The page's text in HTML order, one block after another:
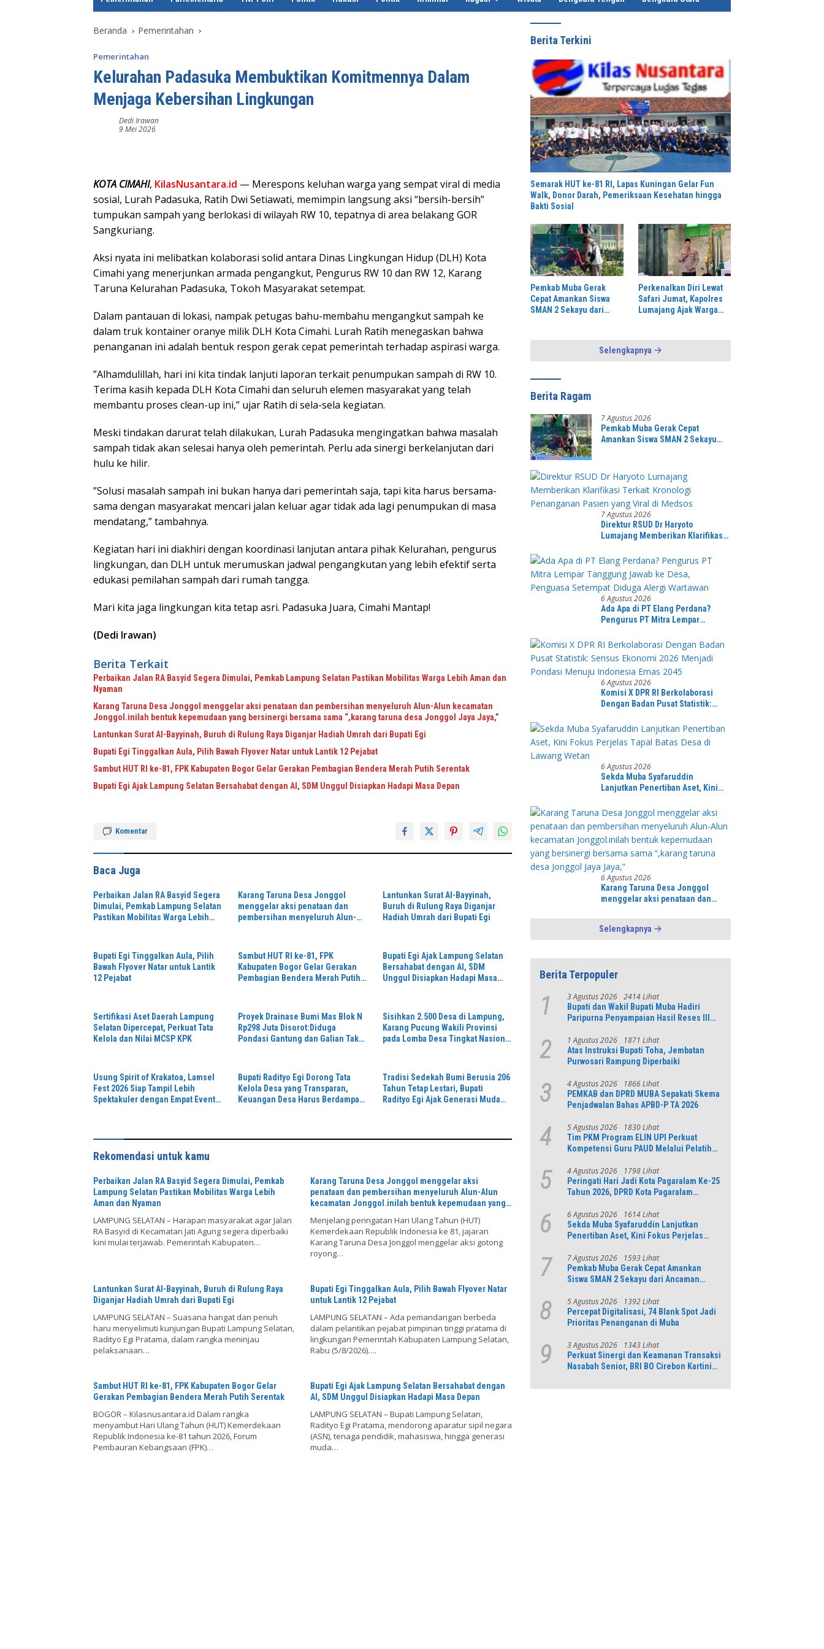
e
Beranda Pemerintahan
Pemerintahan
Kelurahan Padasuka Membuktikan Komitmennya Dalam
Menjaga Kebersihan Lingkungan
Dedi Irawan
9 Mei 2026
KOTA CIMAHI, KilasNusantara.id — Merespons keluhan warga yang sempat viral di media
sosial, Lurah Padasuka, Ratih Dwi Setiawati, memimpin langsung aksi “bersih-bersih”
tumpukan sampah yang berlokasi di wilayah RW 10, tepatnya di area belakang GOR
Sangkuriang.
Aksi nyata ini melibatkan kolaborasi solid antara ​Dinas Lingkungan Hidup (DLH) Kota
Cimahi yang menerjunkan armada pengangkut, ​Pengurus RW 10 dan RW 12, ​Karang
Taruna Kelurahan Padasuka, ​Tokoh Masyarakat setempat.
​Dalam pantauan di lokasi, nampak petugas bahu-membahu mengangkut sampah ke
dalam truk kontainer oranye milik DLH Kota Cimahi. Lurah Ratih menegaskan bahwa
penanganan ini adalah bentuk respon gerak cepat pemerintah terhadap aspirasi warga.
​”Alhamdulillah, hari ini kita tindak lanjuti laporan terkait penumpukan sampah di RW 10.
Terima kasih kepada DLH Kota Cimahi dan seluruh elemen masyarakat yang telah
membantu proses clean-up ini,” ujar Ratih di sela-sela kegiatan.
​Meski tindakan darurat telah dilakukan, Lurah Padasuka mengingatkan bahwa masalah
sampah tidak akan selesai hanya oleh pemerintah. Perlu ada sinergi berkelanjutan dari
hulu ke hilir.
​”Solusi masalah sampah ini bukan hanya dari pemerintah saja, tapi kita harus bersama-
sama dengan masyarakat mencari jalan keluar agar tidak ada lagi penumpukan di masa
mendatang,” tambahnya.
​Kegiatan hari ini diakhiri dengan koordinasi lanjutan antara pihak Kelurahan, pengurus
lingkungan, dan DLH untuk merumuskan jadwal pengangkutan yang lebih efektif serta
edukasi pemilahan sampah dari rumah tangga.
​Mari kita jaga lingkungan kita tetap asri. Padasuka Juara, Cimahi Mantap!
(Dedi Irawan)
Berita Terkait
Perbaikan Jalan RA Basyid Segera Dimulai, Pemkab Lampung Selatan Pastikan Mobilitas Warga Lebih Aman dan
Nyaman
Karang Taruna Desa Jonggol menggelar aksi penataan dan pembersihan menyeluruh Alun-Alun kecamatan
Jonggol.inilah bentuk kepemudaan yang bersinergi bersama sama “,karang taruna desa Jonggol Jaya Jaya,”
Lantunkan Surat Al-Bayyinah, Buruh di Rulung Raya Diganjar Hadiah Umrah dari Bupati Egi
Bupati Egi Tinggalkan Aula, Pilih Bawah Flyover Natar untuk Lantik 12 Pejabat
Sambut HUT RI ke-81, FPK Kabupaten Bogor Gelar Gerakan Pembagian Bendera Merah Putih Serentak
Bupati Egi Ajak Lampung Selatan Bersahabat dengan AI, SDM Unggul Disiapkan Hadapi Masa Depan
Komentar
Baca Juga
Perbaikan Jalan RA Basyid Segera
Dimulai, Pemkab Lampung Selatan
Pastikan Mobilitas Warga Lebih
Karang Taruna Desa Jonggol
menggelar aksi penataan dan
pembersihan menyeluruh Alun-
bersinergi bersama sama “,karang
taruna desa Jonggol Jaya Jaya,”
Lantunkan Surat Al-Bayyinah,
Buruh di Rulung Raya Diganjar
Hadiah Umrah dari Bupati Egi
Bupati Egi Tinggalkan Aula, Pilih
Bawah Flyover Natar untuk Lantik
12 Pejabat
Sambut HUT RI ke-81, FPK
Kabupaten Bogor Gelar Gerakan
Pembagian Bendera Merah Putih
Bupati Egi Ajak Lampung Selatan
Bersahabat dengan AI, SDM
Unggul Disiapkan Hadapi Masa
Sertifikasi Aset Daerah Lampung
Selatan Dipercepat, Perkuat Tata
Kelola dan Nilai MCSP KPK
Proyek Drainase Bumi Mas Blok N
Rp298 Juta Disorot:Diduga
Pondasi Gantung dan Galian Tak
Sisihkan 2.500 Desa di Lampung,
Karang Pucung Wakili Provinsi
pada Lomba Desa Tingkat Nasional
Usung Spirit of Krakatoa, Lamsel
Fest 2026 Siap Tampil Lebih
Spektakuler dengan Empat Event
Bupati Radityo Egi Dorong Tata
Kelola Desa yang Transparan,
Keuangan Desa Harus Berdampak
Tradisi Sedekah Bumi Berusia 206
Tahun Tetap Lestari, Bupati
Radityo Egi Ajak Generasi Muda
Rekomendasi untuk kamu
Perbaikan Jalan RA Basyid Segera Dimulai, Pemkab
Lampung Selatan Pastikan Mobilitas Warga Lebih
Aman dan Nyaman
LAMPUNG SELATAN – Harapan masyarakat agar Jalan
RA Basyid di Kecamatan Jati Agung segera diperbaiki
kini mulai terjawab. Pemerintah Kabupaten…
Karang Taruna Desa Jonggol menggelar aksi
penataan dan pembersihan menyeluruh Alun-Alun
kecamatan Jonggol.inilah bentuk kepemudaan yang
Jonggol Jaya Jaya,”
‎Menjelang peringatan Hari Ulang Tahun (HUT)
Kemerdekaan Republik Indonesia ke 81, jajaran
Karang Taruna Desa Jonggol menggelar aksi gotong
royong…
Lantunkan Surat Al-Bayyinah, Buruh di Rulung Raya
Diganjar Hadiah Umrah dari Bupati Egi
LAMPUNG SELATAN – Suasana hangat dan penuh
haru menyelimuti kunjungan Bupati Lampung Selatan,
Radityo Egi Pratama, dalam rangka meninjau
pelaksanaan…
Bupati Egi Tinggalkan Aula, Pilih Bawah Flyover Natar
untuk Lantik 12 Pejabat
LAMPUNG SELATAN – Ada pemandangan berbeda
dalam pelantikan pejabat pimpinan tinggi pratama di
lingkungan Pemerintah Kabupaten Lampung Selatan,
Rabu (5/8/2026)….
Sambut HUT RI ke-81, FPK Kabupaten Bogor Gelar
Gerakan Pembagian Bendera Merah Putih Serentak
BOGOR – Kilasnusantara.id Dalam rangka
menyambut Hari Ulang Tahun (HUT) Kemerdekaan
Republik Indonesia ke-81 tahun 2026, Forum
Pembauran Kebangsaan (FPK)…
Bupati Egi Ajak Lampung Selatan Bersahabat dengan
AI, SDM Unggul Disiapkan Hadapi Masa Depan
LAMPUNG SELATAN – Bupati Lampung Selatan,
Radityo Egi Pratama, mendorong aparatur sipil negara
(ASN), tenaga pendidik, mahasiswa, hingga generasi
muda…
Berita Terkini
Semarak HUT ke-81 RI, Lapas Kuningan Gelar Fun
Walk, Donor Darah, Pemeriksaan Kesehatan hingga
Bakti Sosial
Pemkab Muba Gerak
Cepat Amankan Siswa
SMAN 2 Sekayu dari
Perkenalkan Diri Lewat
Safari Jumat, Kapolres
Lumajang Ajak Warga
Selengkapnya
Berita Ragam
7 Agustus 2026
Pemkab Muba Gerak Cepat
Amankan Siswa SMAN 2 Sekayu
7 Agustus 2026
Direktur RSUD Dr Haryoto
Lumajang Memberikan Klarifikasi
Pasien yang Viral di Medsos
6 Agustus 2026
Ada Apa di PT Elang Perdana?
Pengurus PT Mitra Lempar
Penguasa Setempat Diduga Alergi
Wartawan
6 Agustus 2026
Komisi X DPR RI Berkolaborasi
Dengan Badan Pusat Statistik:
Pondasi Menuju Indonesia Emas
2045
6 Agustus 2026
Sekda Muba Syafaruddin
Lanjutkan Penertiban Aset, Kini
Lawang Wetan
6 Agustus 2026
Karang Taruna Desa Jonggol
menggelar aksi penataan dan
Alun kecamatan Jonggol.inilah
bentuk kepemudaan yang
bersinergi bersama sama “,karang
Selengkapnya
Berita Terpopuler
1 3 Agustus 2026 2414 Lihat
Bupati dan Wakil Bupati Muba Hadiri
Paripurna Penyampaian Hasil Reses III
2 1 Agustus 2026 1871 Lihat
Atas Instruksi Bupati Toha, Jembatan
Purwosari Rampung Diperbaiki
3 4 Agustus 2026 1866 Lihat
PEMKAB dan DPRD MUBA Sepakati Skema
Penjadwalan Bahas APBD-P TA 2026
4 5 Agustus 2026 1830 Lihat
Tim PKM Program ELIN UPI Perkuat
Kompetensi Guru PAUD Melalui Pelatihan
Numerasi
5 4 Agustus 2026 1798 Lihat
Peringati Hari Jadi Kota Pagaralam Ke-25
Tahun 2026, DPRD Kota Pagaralam
6 6 Agustus 2026 1614 Lihat
Sekda Muba Syafaruddin Lanjutkan
Penertiban Aset, Kini Fokus Perjelas
7 7 Agustus 2026 1593 Lihat
Pemkab Muba Gerak Cepat Amankan
Siswa SMAN 2 Sekayu dari Ancaman
8 5 Agustus 2026 1392 Lihat
Percepat Digitalisasi, 74 Blank Spot Jadi
Prioritas Penanganan di Muba
9 3 Agustus 2026 1343 Lihat
Perkuat Sinergi dan Keamanan Transaksi
Nasabah Senior, BRI BO Cirebon Kartini